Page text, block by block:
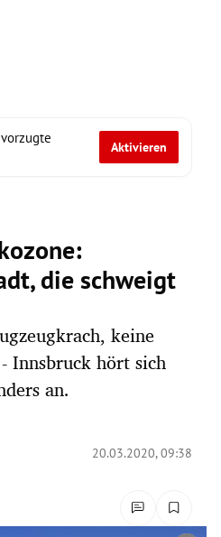
Aktivieren
die schweigt
keine
Innsbruck hört sich
an.
20.03.2020, 09:38